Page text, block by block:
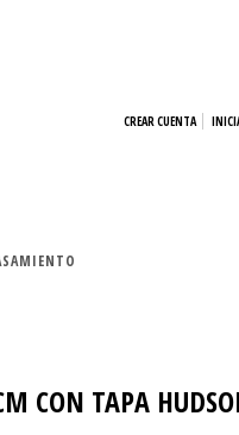
CREAR CUENTA
CON TAPA